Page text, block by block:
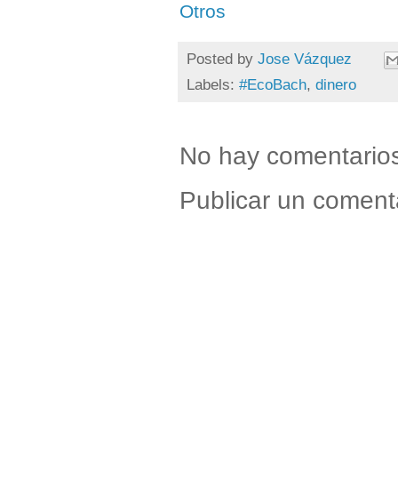
Otros
Posted by Jose Vázquez
Labels: #EcoBach, dinero
No hay
Publicar un